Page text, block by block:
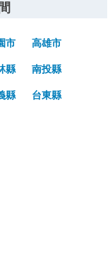
市 高雄市
縣 南投縣
縣 台東縣